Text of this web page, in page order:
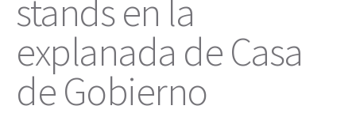
stands en la
explanada de Casa
de Gobierno